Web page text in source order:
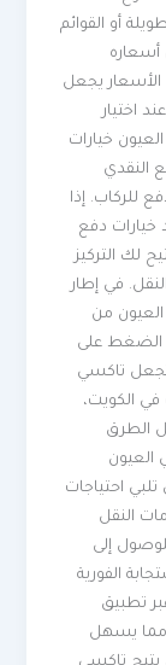
أو القوائم
يجعل
خيارات
إذا
دفع
التركيز
في إطار
من
الضغط على
تاكسي
الكويت،
احتياجات
النقل
إلى
الفورية
يسهل